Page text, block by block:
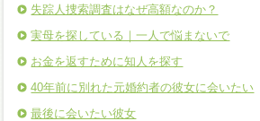
失踪人捜索調査はなぜ高額なのか？
実母を探している｜一人で悩まないで
お金を返すために知人を探す
40年前に別れた元婚約者の彼女に会いたい
最後に会いたい彼女